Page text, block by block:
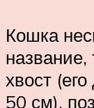
Кошка
название,
хвост
50 см),